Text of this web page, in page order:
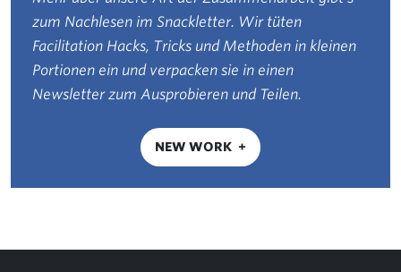
zum Nachlesen im Snackletter. Wir tüten
Facilitation Hacks, Tricks und Methoden in kleinen
Portionen ein und verpacken sie in einen
Newsletter zum Ausprobieren und Teilen.
NEW WORK